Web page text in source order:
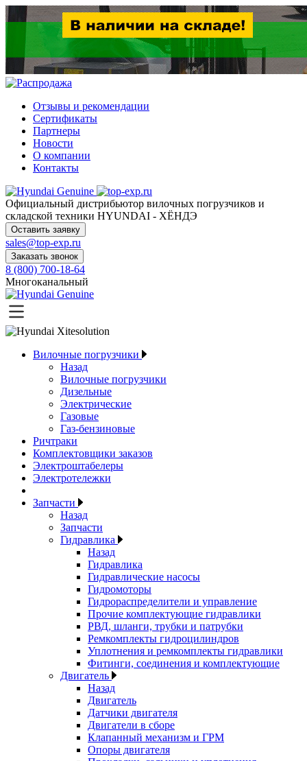
Отзывы и рекомендации
Сертификаты
Партнеры
Новости
О компании
Контакты
Официальный дистрибьютор вилочных погрузчиков и
складской техники HYUNDAI - ХЁНДЭ
Оставить заявку
sales@top-exp.ru
Заказать звонок
8 (800) 700-18-64
Многоканальный
Вилочные погрузчики
Назад
Вилочные погрузчики
Дизельные
Электрические
Газовые
Газ-бензиновые
Ричтраки
Комплектовщики заказов
Электроштабелеры
Электротележки
Запчасти
Назад
Запчасти
Гидравлика
Назад
Гидравлика
Гидравлические насосы
Гидромоторы
Гидрораспределители и управление
Прочие комплектующие гидравлики
РВД, шланги, трубки и патрубки
Ремкомплекты гидроцилиндров
Уплотнения и ремкомплекты гидравлики
Фитинги, соединения и комплектующие
Двигатель
Назад
Двигатель
Датчики двигателя
Двигатели в сборе
Клапанный механизм и ГРМ
Опоры двигателя